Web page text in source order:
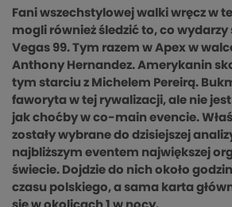
Fani wszechstylowej walki wręcz w
mogli również śledzić to, co wydarzy
Vegas 99. Tym razem w Apex w
Anthony Hernandez. Amerykanin
tym starciu z Michelem Pereirą.
faworyta w tej rywalizacji, ale nie
jak choćby w co-main evencie.
zostały wybrane do dzisiejszej
najbliższym eventem największej
świecie. Dojdzie do nich około
czasu polskiego, a sama karta